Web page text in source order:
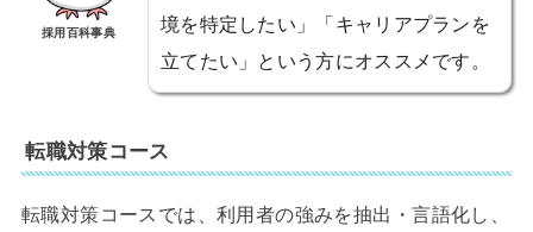
採用百科事典
境を特定したい」「キャリアプランを
立てたい」という方にオススメです。
転職対策コース
転職対策コースでは、利用者の強みを抽出・言語化し、